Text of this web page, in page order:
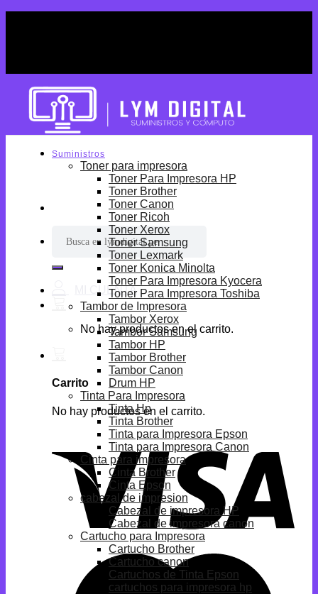
por:
No hay productos en el carrito.
Carrito
No hay productos en el carrito.
Suministros
Toner para impresora
Toner Para Impresora HP
Toner Brother
Toner Canon
Toner Ricoh
Toner Xerox
Toner Samsung
Toner Lexmark
Toner Konica Minolta
Toner Para Impresora Kyocera
Toner Para Impresora Toshiba
Tambor de Impresora
Tambor Xerox
Tambor Samsung
Tambor HP
Tambor Brother
Tambor Canon
Drum HP
Tinta Para Impresora
Tinta Hp
Tinta Brother
Tinta para Impresora Epson
Tinta para Impresora Canon
Cinta para impresora
Cinta Brother
Cinta Epson
cabezal de impresion
Cabezal de impresora HP
Cabezal de impresora canon
Cartucho para Impresora
Cartucho Brother
Cartucho canon
Cartuchos de Tinta Epson
cartuchos para impresora hp